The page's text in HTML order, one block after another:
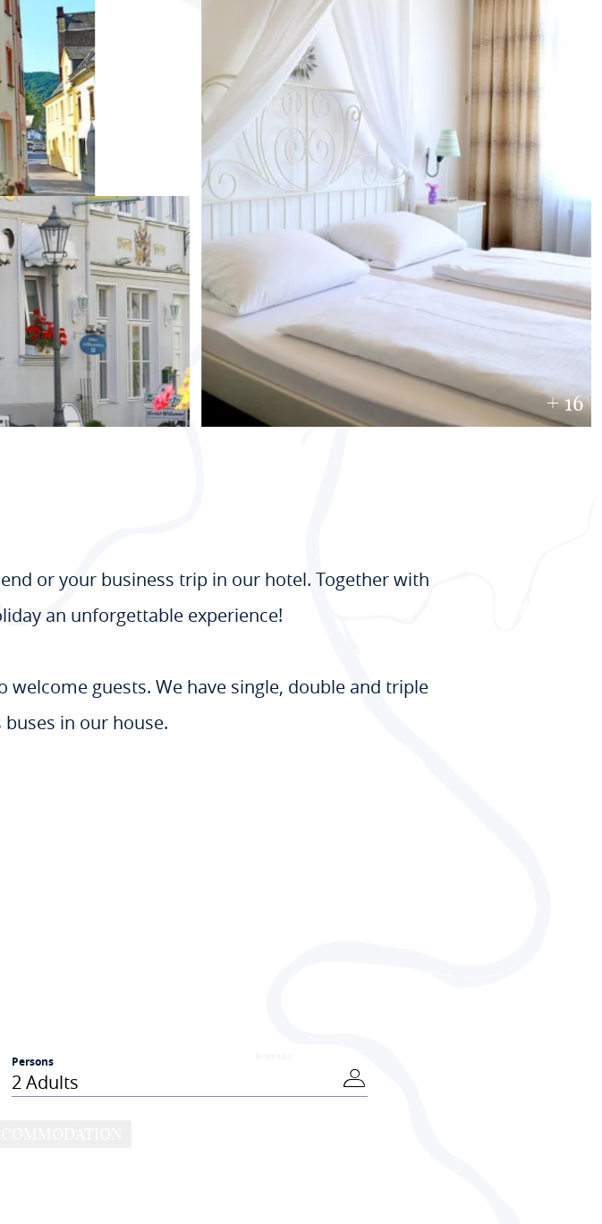
+ 16
or your business trip in our hotel. Together with
an unforgettable experience!
guests. We have single, double and triple
in our house.
Persons
2 Adults